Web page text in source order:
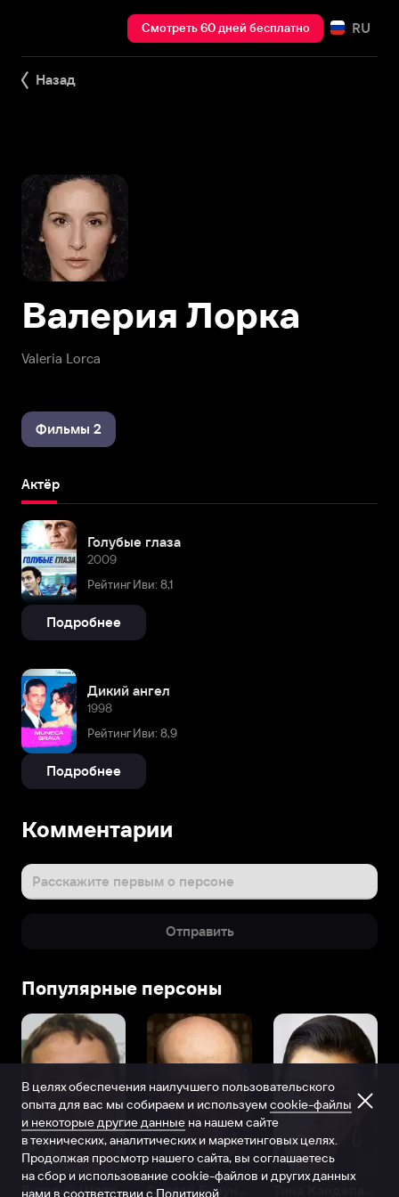
Смотреть 60 дней бесплатно RU
Назад
Valeria Lorca
Валерия Лорка
Фильмы 2
Актёр
Голубые глаза
2009
Рейтинг Иви: 8,1
Подробнее
Дикий ангел
1998
Рейтинг Иви: 8,9
Подробнее
Комментарии
Расскажите первым о персоне
Отправить
Популярные персоны
Виталий Шляппо
В целях обеспечения наилучшего пользовательского
опыта для вас мы собираем и используем cookie-файлы
и некоторые другие данные на нашем сайте
в технических, аналитических и маркетинговых целях.
Продолжая просмотр нашего сайта, вы соглашаетесь
на сбор и использование cookie-файлов и других данных
нами в соответствии с Политикой